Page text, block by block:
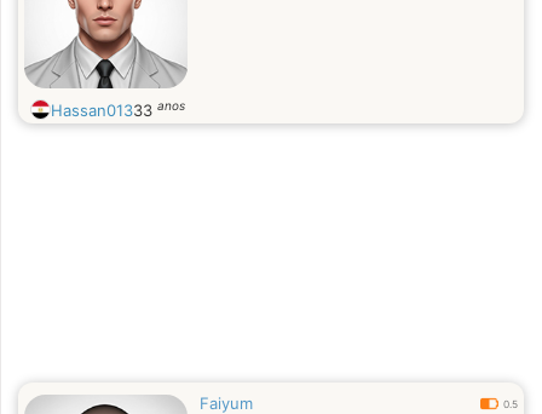
Hassan01333 anos
Faiyum 0.5